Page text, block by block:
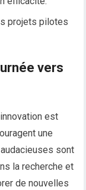
projets pilotes
vers
est
une
sont
la recherche et
de nouvelles